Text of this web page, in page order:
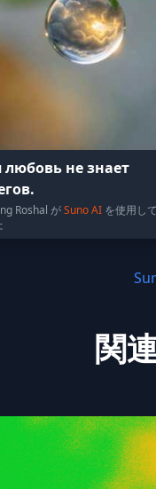
не знает
Roshal がSuno AI を使用し
関